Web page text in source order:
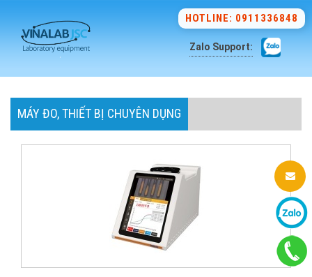
HOTLINE: 0911336848
Zalo Support:
MÁY ĐO, THIẾT BỊ CHUYÊN DỤNG